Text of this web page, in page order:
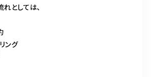
としては、
ング